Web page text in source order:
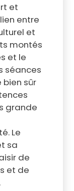
et
entre
et
montés
et le
séances
bien sûr
grande
Le
sa
de
et de